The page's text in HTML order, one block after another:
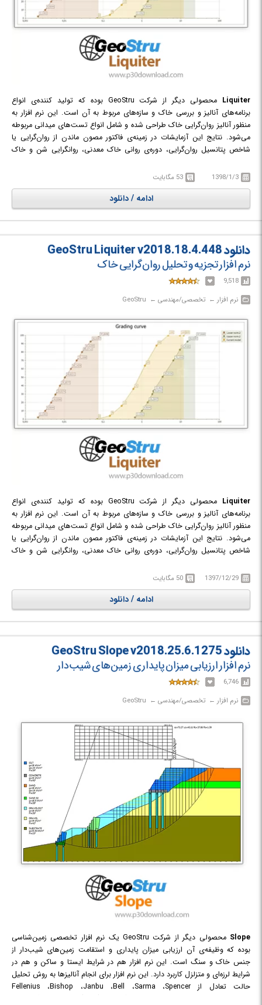
Liquiter
محصولی دیگر از شرکت GeoStru بوده که تولید کننده‌ی انواع
برنامه‌های آنالیز و بررسی خاک و سازه‌های مربوط به آن است. این نرم افزار به
منظور آنالیز روان‌گرایی خاک طراحی شده و شامل انواع تست‌های میدانی مربوطه
می‌شود. نتایج این آزمایشات در زمینه‌ی فاکتور مصون ماندن از روان‌گرایی یا
شاخص پتانسیل روان‌گرایی، دوره‌ی روانی خاک معدنی، روانگرایی شن و خاک
بود. 1398/1/3 53 مگابایت
ادامه / دانلود
دانلود GeoStru Liquiter v2018.18.4.448
نرم افزار تجزیه و تحلیل روان‌گرایی خاک
9,518
نرم افزار‎ ← ‏ تخصصی/مهندسی‎ ← ‏ GeoStru
Liquiter
محصولی دیگر از شرکت GeoStru بوده که تولید کننده‌ی انواع
برنامه‌های آنالیز و بررسی خاک و سازه‌های مربوط به آن است. این نرم افزار به
منظور آنالیز روان‌گرایی خاک طراحی شده و شامل انواع تست‌های میدانی مربوطه
می‌شود. نتایج این آزمایشات در زمینه‌ی فاکتور مصون ماندن از روان‌گرایی یا
شاخص پتانسیل روان‌گرایی، دوره‌ی روانی خاک معدنی، روانگرایی شن و خاک
بود. 1397/12/29 50 مگابایت
ادامه / دانلود
دانلود GeoStru Slope v2018.25.6.1275
نرم افزار ارزیابی میزان پایداری زمین‌های شیب‌دار
6,746
نرم افزار‎ ← ‏ تخصصی/مهندسی‎ ← ‏ GeoStru
Slope
محصولی دیگر از شرکت GeoStru یک نرم افزار تخصصی زمین‌شناسی
بوده که وظیفه‌ی آن ارزیابی میزان پایداری و استقامت زمین‌های شیب‌دار از
جنس خاک و سنگ است. این نرم افزار هم در شرایط ایستا و ساکن و هم در
شرایط لرزه‌ای و متزلزل کاربرد دارد. این نرم افزار برای انجام آنالیز‌ها به روش تحلیل
حالت تعادل از Fellenius ،Bishop ،Janbu ،Bell ،Sarma ،Spencer